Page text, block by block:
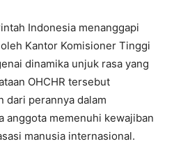
Indonesia menanggapi
Kantor Komisioner Tinggi
dinamika unjuk rasa yang
OHCHR tersebut
dari perannya dalam
anggota memenuhi kewajiban
manusia internasional.